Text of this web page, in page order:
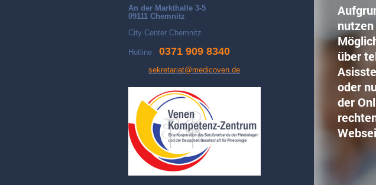
über
oder
der
An der Markthalle 3-5
09111 Chemnitz
City Center Chemnitz
Hotline 0371 909 8340
sekretariat@medicoven.de